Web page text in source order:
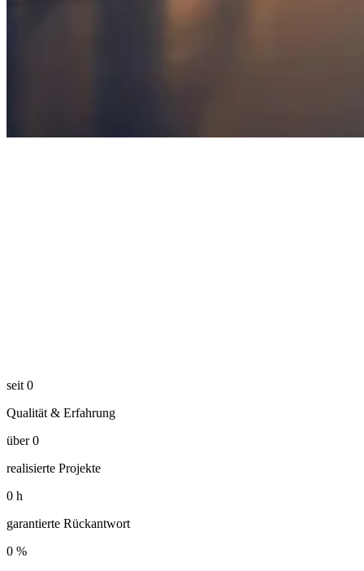
seit 0
Qualität & Erfahrung
über 0
realisierte Projekte
0 h
garantierte Rückantwort
0 %